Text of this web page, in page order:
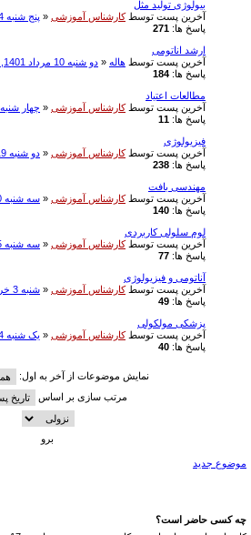
بیولوژی تولید مثل
آخرین پست توسطکارشناس آموزشی « پنج شنبه 14 مهر 1401, 6:47 am
پاسخ ها: 271
ارشد اناتومی
آخرین پست توسط هاله « دو شنبه 10 مرداد 1401, 8:25 am
پاسخ ها: 184
مطالعات اعتیاد
آخرین پست توسطکارشناس آموزشی « چهار شنبه 15 تیر 1401, 6:09 am
پاسخ ها: 11
فیزیولوژی
آخرین پست توسطکارشناس آموزشی « دو شنبه 19 اردیبهشت 1401, 6:14 am
پاسخ ها: 238
مهندسی بافت
آخرین پست توسطکارشناس آموزشی « سه شنبه 20 مهر 1400, 6:45 am
پاسخ ها: 140
لوم سلولی کاربردی
آخرین پست توسطکارشناس آموزشی « سه شنبه 5 اسفند 1399, 6:19 am
پاسخ ها: 77
آناتومی و فیزیولوژی
آخرین پست توسطکارشناس آموزشی « شنبه 3 خرداد 1399, 7:29 pm
پاسخ ها: 49
پزشکی مولکولی
آخرین پست توسطکارشناس آموزشی « یک شنبه 24 شهریور 1398, 1:34 pm
پاسخ ها: 40
نمایش موضوعات از آخر به اول:
مرتب سازی بر اساس
موضوع جدید
چه کسی حاضر است؟